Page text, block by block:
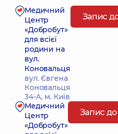
Медичний
Центр
«Добробут»
для всієї
родини на
вул.
Коновальця
вул. Євгена
Коновальця
34-А, м. Київ
Запис
Медичний
Центр
«Добробут»
Запис до